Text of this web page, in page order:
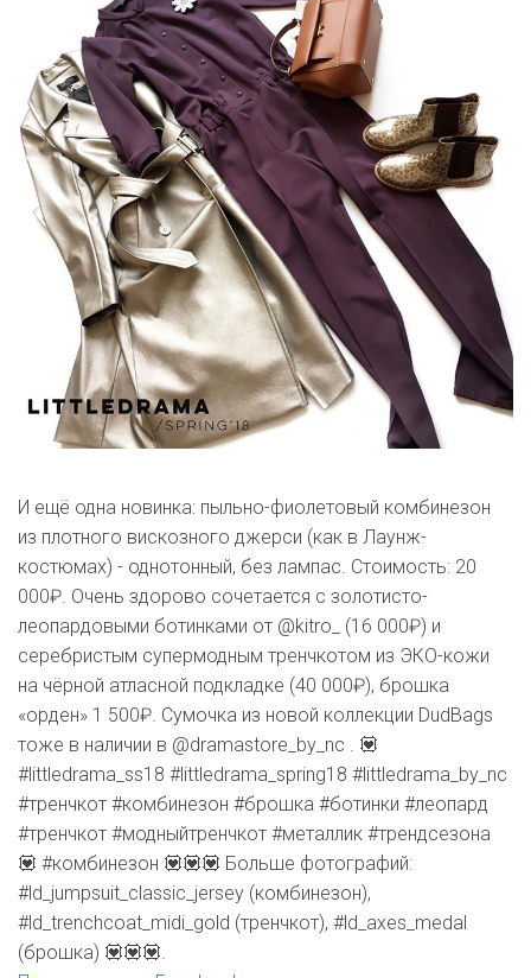
И ещё одна новинка: пыльно-фиолетовый комбинезон
из плотного вискозного джерси (как в Лаунж-
костюмах) - однотонный, без лампас. Стоимость: 20
000₽. Очень здорово сочетается с золотисто-
леопардовыми ботинками от @kitro_ (16 000₽) и
серебристым супермодным тренчкотом из ЭКО-кожи
на чёрной атласной подкладке (40 000₽), брошка
«орден» 1 500₽. Сумочка из новой коллекции DudBags
тоже в наличии в @dramastore_by_nc . 💟
#littledrama_ss18 #littledrama_spring18 #littledrama_by_nc
#тренчкот #комбинезон #брошка #ботинки #леопард
#тренчкот #модныйтренчкот #металлик #трендсезона
💟 #комбинезон 💟💟💟 Больше фотографий:
#ld_jumpsuit_classic_jersey (комбинезон),
#ld_trenchcoat_midi_gold (тренчкот), #ld_axes_medal
(брошка) 💟💟💟.